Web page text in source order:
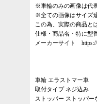
※車輪のみの画像は代
※全ての画像はサイズ
この為、実際の商品と
仕様・商品名・特に型
メーカーサイト https://
車輪 エラストマー車
取付タイプ ネジ込み
ストッパー ストッパー